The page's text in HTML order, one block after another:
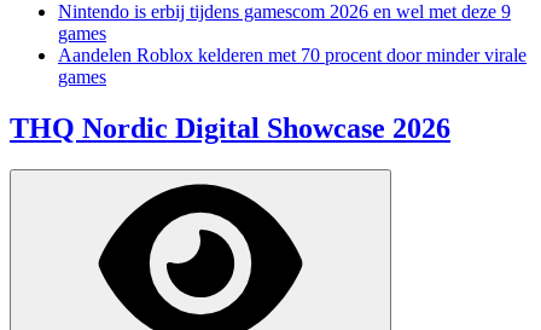
Nintendo is erbij tijdens gamescom 2026 en wel met deze 9
games
Aandelen Roblox kelderen met 70 procent door minder virale
games
THQ Nordic Digital Showcase 2026